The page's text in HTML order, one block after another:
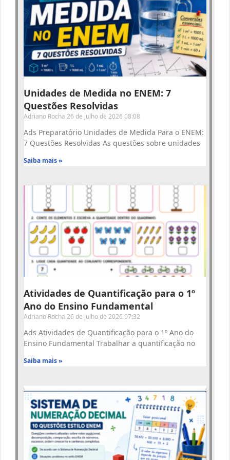
Unidades de Medida no ENEM: 7
Questões Resolvidas
Adriano Rocha 26 de julho de 2026 08:08
Ads Preparatório Unidades de Medida Para o ENEM:
7 Questões Resolvidas As questões sobre unidades
Saiba mais »
Atividades de Quantificação para o 1º
Ano do Ensino Fundamental
Adriano Rocha 26 de julho de 2026 07:32
Ads Atividades de Quantificação para o 1º Ano do
Ensino Fundamental Trabalhar a quantificação no
Saiba mais »